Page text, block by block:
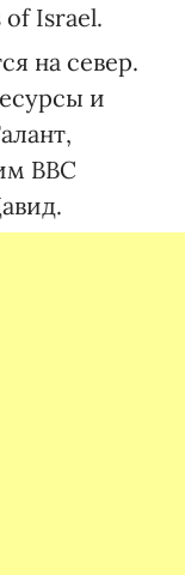
of Israel.
на север.
и
ВВС